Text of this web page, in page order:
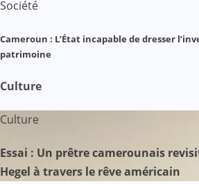
Société
Cameroun : L’État incapable de dresser
patrimoine
Culture
Culture
Essai : Un prêtre camerounais
Hegel à travers le rêve américain